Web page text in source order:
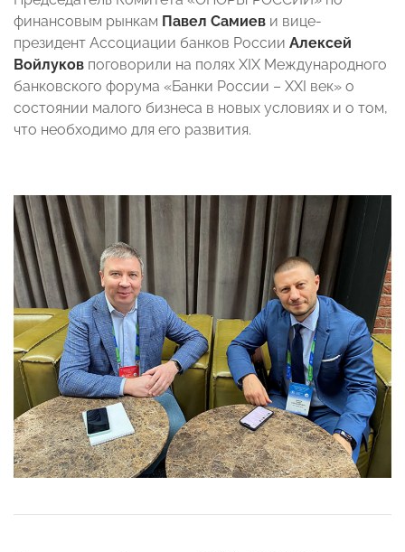
финансовым рынкам Павел Самиев и вице-
президент Ассоциации банков России Алексей
Войлуков поговорили на полях XIX Международного
банковского форума «Банки России – XXI век» о
состоянии малого бизнеса в новых условиях и о том,
что необходимо для его развития.